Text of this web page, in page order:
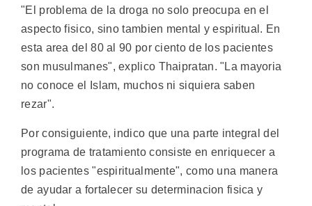
"El problema de la droga no solo preocupa en el
aspecto fisico, sino tambien mental y espiritual. En
esta area del 80 al 90 por ciento de los pacientes
son musulmanes", explico Thaipratan. "La mayoria
no conoce el Islam, muchos ni siquiera saben
rezar".
Por consiguiente, indico que una parte integral del
programa de tratamiento consiste en enriquecer a
los pacientes "espiritualmente", como una manera
de ayudar a fortalecer su determinacion fisica y